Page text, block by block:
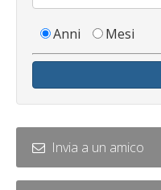
Anni Mesi
Invia a un amico